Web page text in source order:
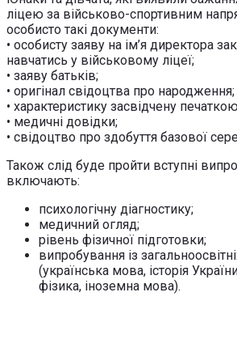
ліцею за військово-спортивним
особисто такі документи:
• особисту заяву на ім’я директора
навчатись у військовому ліцеї;
• заяву батьків;
• оригінал свідоцтва про народження;
• характеристику засвідчену
• медичні довідки;
• свідоцтво про здобуття базової
Також слід буде пройти вступні
включають:
психологічну діагностику;
медичний огляд;
рівень фізичної підготовки;
випробування із
(українська мова, історія
фізика, іноземна мова).